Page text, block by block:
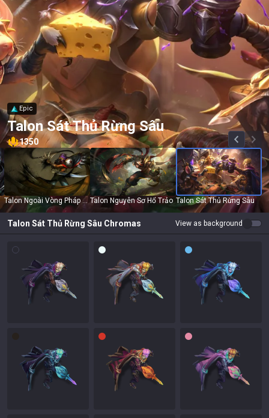
Epic
Talon Sát Thủ Rừng Sâu
1350
Talon Ngoài Vòng Pháp Luật Talon Nguyên Sơ Hổ Trảo Talon Sát Thủ Rừng Sâu
Talon Sát Thủ Rừng Sâu Chromas View as background